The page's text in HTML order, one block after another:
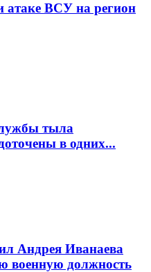
атаке ВСУ на регион
тыла
в одних...
Андрея Иванаева
военную должность